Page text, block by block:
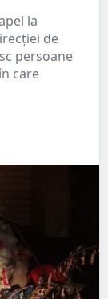
la
de
persoane
care